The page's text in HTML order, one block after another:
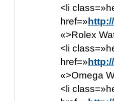
<li
href=»
«>Rolex
<li
href=»
«>Omega
<li